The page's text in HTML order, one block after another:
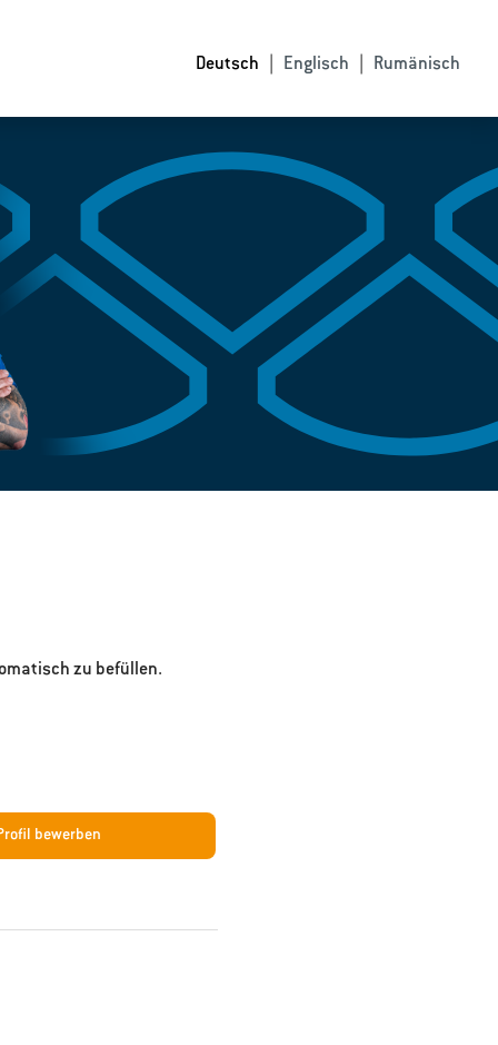
Deutsch Englisch Rumänisch
zu befüllen.
bewerben